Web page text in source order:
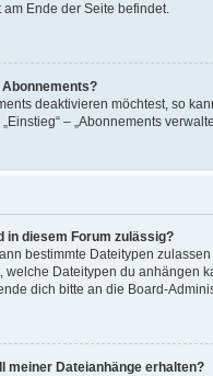
Ende der Seite befindet.
deaktivieren möchtest, so
– „Abonnements
in diesem Forum zulässig?
bestimmte Dateitypen
welche Dateitypen du anhängen
dich bitte an die Board-
meiner Dateianhänge erhalten?